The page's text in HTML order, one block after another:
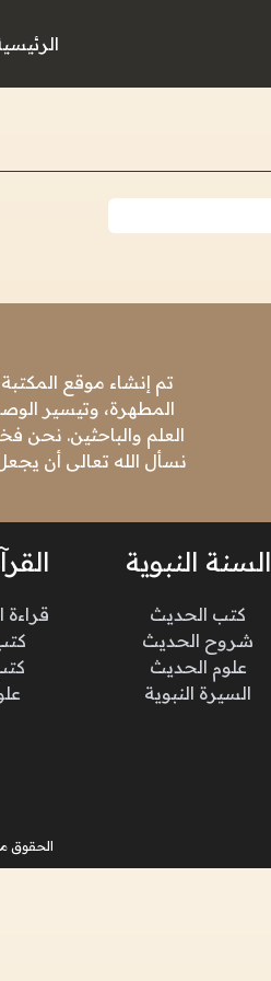
تم إنشاء موقع
المطهرة، وتيسير
العلم والباحثين. نحن
نسأل الله تعالى أن
السنة النبوية
كتب الحديث
شروح الحديث
علوم الحديث
السيرة النبوية
قراءة
الحقوق